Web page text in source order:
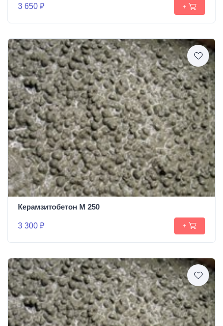
3 650 ₽ +
Керамзитобетон М 250
3 300 ₽ +